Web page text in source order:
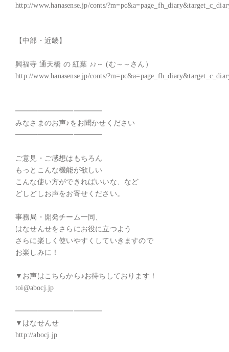
http://www.hanasense.jp/conts/
【中部・近畿】
興福寺 通天橋 の 紅葉 ♪♪～ (む～～さん）
http://www.hanasense.jp/conts/
━━━━━━━━━━━━
みなさまのお声♪をお聞かせください
━━━━━━━━━━━━
ご意見・ご感想はもちろん
もっとこんな機能が欲しい
こんな使い方ができればいいな、など
どしどしお声をお寄せください。
事務局・開発チーム一同、
はなせんせをさらにお役に立つよう
さらに楽しく使いやすくしていきますので
お楽しみに！
▼お声はこちらから♪お待ちしております！
toi@abocj.jp
━━━━━━━━━━━━
▼はなせんせ
http://abocj.jp